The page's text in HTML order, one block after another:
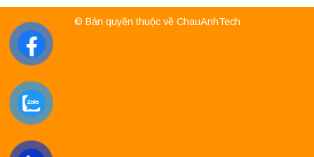
© Bản quyền thuộc về ChauAnhTech